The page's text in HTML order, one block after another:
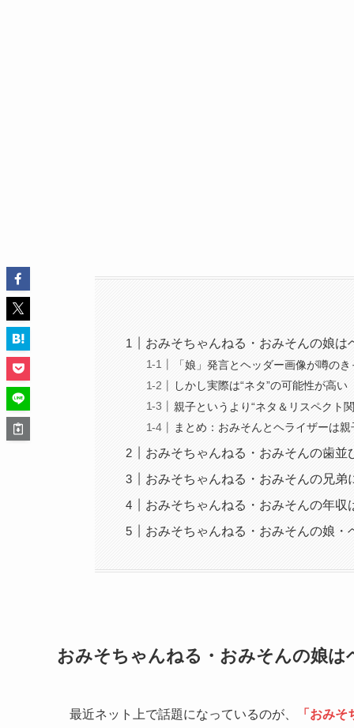
おみそちゃんねる・おみそんの娘は
「娘」発言とヘッダー画像が噂の
しかし実際は“ネタ”の可能性が高い
親子というより“ネタ＆リスペクト
まとめ：おみそんとヘライザーは
おみそちゃんねる・おみそんの歯並
おみそちゃんねる・おみそんの兄弟
おみそちゃんねる・おみそんの年収
おみそちゃんねる・おみそんの娘
おみそちゃんねる・おみそんの娘は
最近ネット上で話題になっているのが、
「おみ